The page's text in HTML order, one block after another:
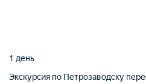
1 день
Экскурсия по Петрозаводску